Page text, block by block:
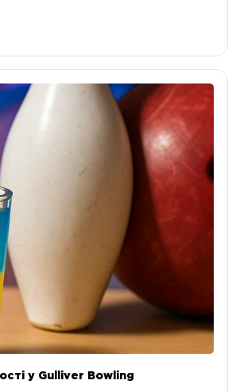
у Gulliver Bowling